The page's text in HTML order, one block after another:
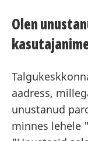
Olen
aadress,
unustanud
minnes lehele "